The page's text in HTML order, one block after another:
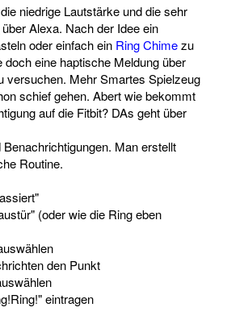
niedrige Lautstärke und die sehr
Alexa. Nach der Idee ein
oder einfach ein Ring Chimezu
eine haptische Meldung über
versuchen. Mehr Smartes Spielzeug
schief gehen. Abert wie bekommt
auf die Fitbit? DAs geht über
Man erstellt
Routine.
(oder wie die Ring eben
den Punkt
eintragen